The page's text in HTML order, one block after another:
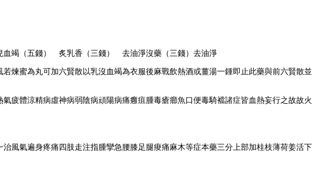
血竭（五錢） 炙乳香（三錢） 去油淨沒藥（三錢）去油淨
煉蜜為丸可加六賢散以乳沒血竭為衣服後麻戰飲熱酒或薑湯一鍾即止此藥與前六賢散並
疲體涼精病虛神病弱陰病頑陽病痛癰疽腫毒瘡癤魚口便毒騎襠諸症皆血熱妄行之故故火
遍身疼痛四肢走注指腫攣急腰膝足腿痠痛麻木等症本藥三分上部加桂枝薄荷姜活下